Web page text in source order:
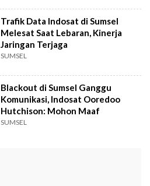
Trafik Data Indosat di Sumsel
Melesat Saat Lebaran, Kinerja
Jaringan Terjaga
SUMSEL
Blackout di Sumsel Ganggu
Komunikasi, Indosat Ooredoo
Hutchison: Mohon Maaf
SUMSEL